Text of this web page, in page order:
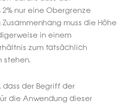
nur eine Obergrenze
muss die Höhe
in einem
zum tatsächlich
stehen.
dass der Begriff der
die Anwendung dieser